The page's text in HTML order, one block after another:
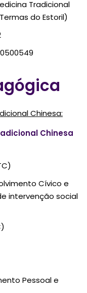
Tradicional
do Estoril)
Chinesa:
Chinesa
Cívico e
intervenção social
Pessoal e